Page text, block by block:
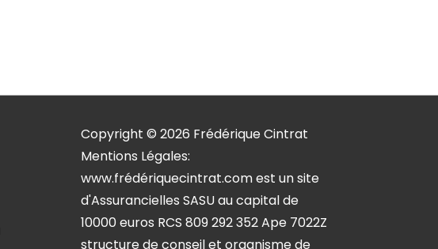
Copyright © 2026 Frédérique Cintrat
Mentions Légales:
www.frédériquecintrat.com est un site
d'Assurancielles SASU au capital de
10000 euros RCS 809 292 352 Ape 7022Z
structure de conseil et organisme de